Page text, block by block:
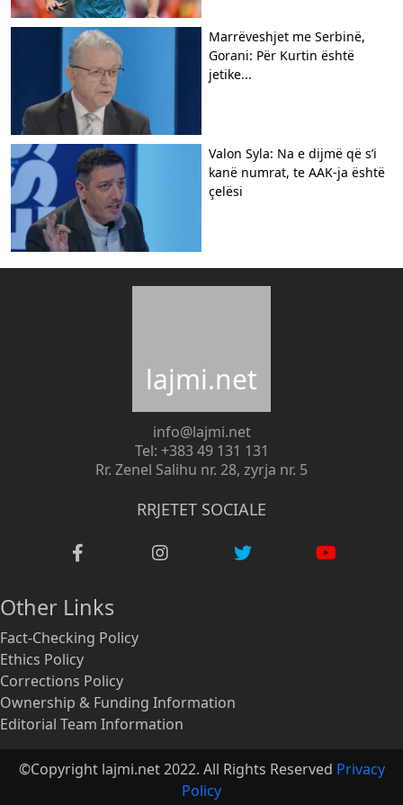
Marrëveshjet me Serbinë,
Gorani: Për Kurtin është
jetike...
Valon Syla: Na e dijmë që s’i
kanë numrat, te AAK-ja është
çelësi
lajmi.net
info@lajmi.net
Tel: +383 49 131 131
Rr. Zenel Salihu nr. 28, zyrja nr. 5
RRJETET SOCIALE
Other Links
Fact-Checking Policy
Ethics Policy
Corrections Policy
Ownership & Funding Information
Editorial Team Information
©Copyright lajmi.net 2022. All Rights Reserved Privacy
Policy